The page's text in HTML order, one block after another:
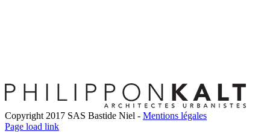
Copyright 2017 SAS Bastide Niel - Mentions légales
Facebook
Twitter
LinkedIn
Instagram
Pinterest
Page load link